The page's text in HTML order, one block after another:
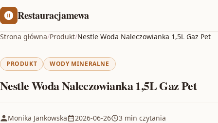
Restauracjamewa
Strona główna/Produkt/Nestle Woda Naleczowianka 1,5L Gaz Pet
PRODUKT WODY MINERALNE
Nestle Woda Naleczowianka 1,5L Gaz Pet
Monika Jankowska 2026-06-26 3 min czytania